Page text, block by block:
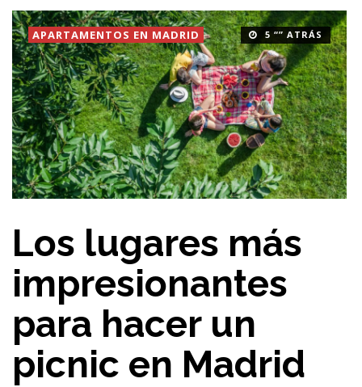
5 “” ATRÁS
APARTAMENTOS EN MADRID
Los lugares más
impresionantes
para hacer un
picnic en Madrid